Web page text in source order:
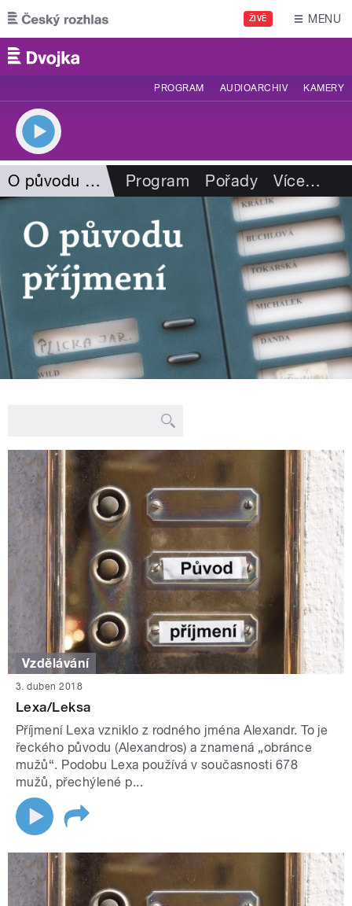
Přejít k hlavnímu obsahu
ŽIVĚ MENU
PROGRAM AUDIOARCHIV KAMERY
O původu příjmení Program Pořady Více…
Vzdělávání
3. duben 2018
Lexa/Leksa
Příjmení Lexa vzniklo z rodného jména Alexandr. To je
řeckého původu (Alexandros) a znamená „obránce
mužů“. Podobu Lexa používá v současnosti 678
mužů, přechýlené p...